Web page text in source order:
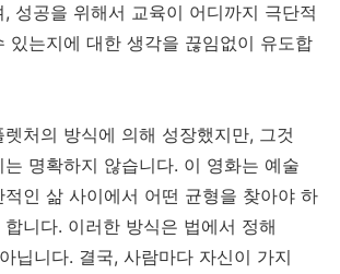
성공을 위해서 교육이 어디까지 극단적
있는지에 대한 생각을 끊임없이 유도합
처의 방식에 의해 성장했지만, 그것
명확하지 않습니다. 이 영화는 예술
인 삶 사이에서 어떤 균형을 찾아야 하
니다. 이러한 방식은 법에서 정해
닙니다. 결국, 사람마다 자신이 가지